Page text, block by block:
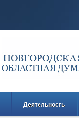
Деятельность